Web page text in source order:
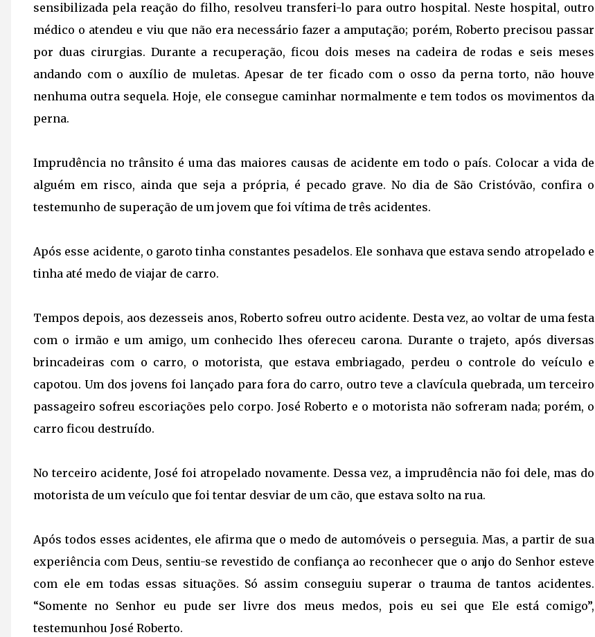
sensibilizada pela reação do filho, resolveu transferi-lo para outro hospital. Neste hospital, outro
médico o atendeu e viu que não era necessário fazer a amputação; porém, Roberto precisou passar
por duas cirurgias. Durante a recuperação, ficou dois meses na cadeira de rodas e seis meses
andando com o auxílio de muletas. Apesar de ter ficado com o osso da perna torto, não houve
nenhuma outra sequela. Hoje, ele consegue caminhar normalmente e tem todos os movimentos da
perna.
Imprudência no trânsito é uma das maiores causas de acidente em todo o país. Colocar a vida de
alguém em risco, ainda que seja a própria, é pecado grave. No dia de São Cristóvão, confira o
testemunho de superação de um jovem que foi vítima de três acidentes.
Após esse acidente, o garoto tinha constantes pesadelos. Ele sonhava que estava sendo atropelado e
tinha até medo de viajar de carro.
Tempos depois, aos dezesseis anos, Roberto sofreu outro acidente. Desta vez, ao voltar de uma festa
com o irmão e um amigo, um conhecido lhes ofereceu carona. Durante o trajeto, após diversas
brincadeiras com o carro, o motorista, que estava embriagado, perdeu o controle do veículo e
capotou. Um dos jovens foi lançado para fora do carro, outro teve a clavícula quebrada, um terceiro
passageiro sofreu escoriações pelo corpo. José Roberto e o motorista não sofreram nada; porém, o
carro ficou destruído.
No terceiro acidente, José foi atropelado novamente. Dessa vez, a imprudência não foi dele, mas do
motorista de um veículo que foi tentar desviar de um cão, que estava solto na rua.
Após todos esses acidentes, ele afirma que o medo de automóveis o perseguia. Mas, a partir de sua
experiência com Deus, sentiu-se revestido de confiança ao reconhecer que o anjo do Senhor esteve
com ele em todas essas situações. Só assim conseguiu superar o trauma de tantos acidentes.
“Somente no Senhor eu pude ser livre dos meus medos, pois eu sei que Ele está comigo”,
testemunhou José Roberto.